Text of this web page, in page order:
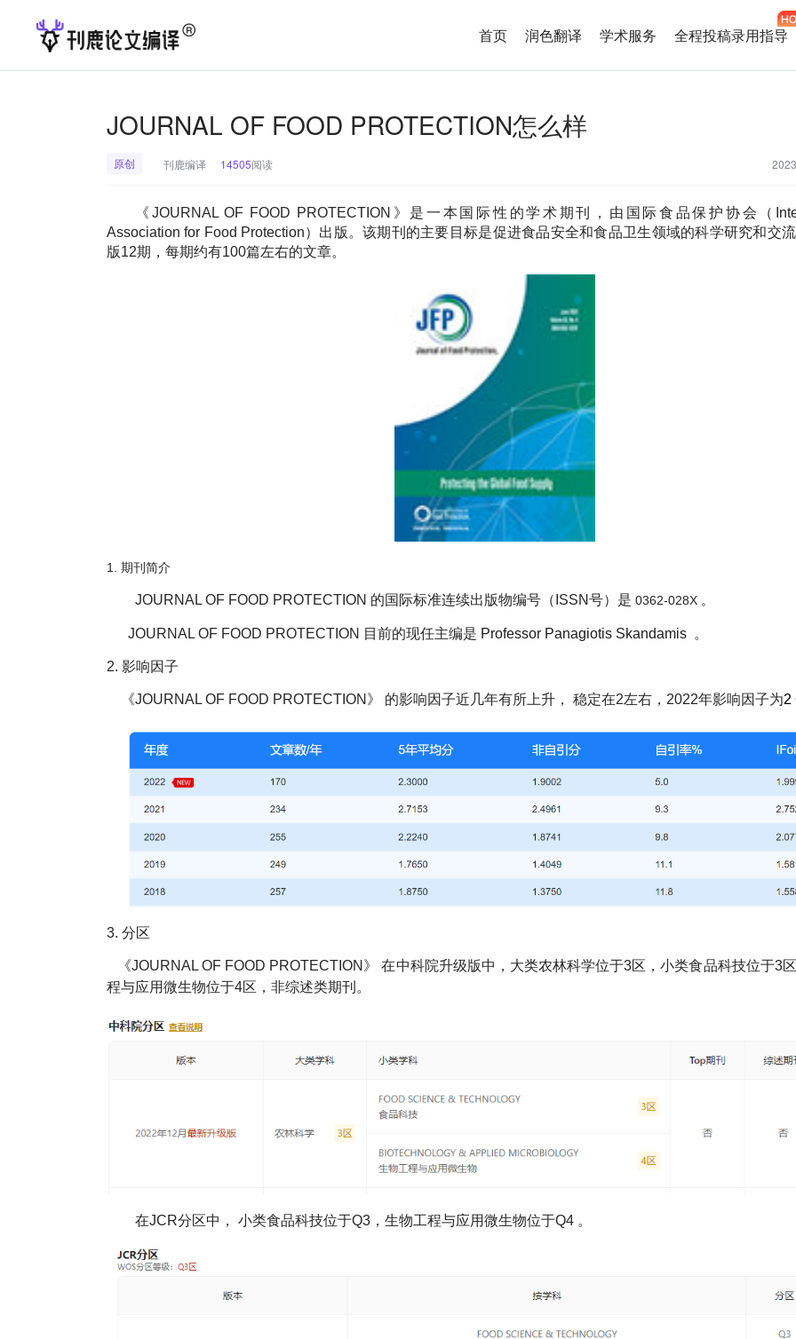
首页 润色翻译 学术服务 全程投稿录用指导
JOURNAL OF FOOD PROTECTION怎么样
原创 刊鹿编译 14505阅读
《JOURNAL OF FOOD PROTECTION》是一本国际性的学术期刊，由国际食品保护协会（
Association for Food Protection）出版。该期刊的主要目标是促进食品安全和食品卫生领域的科学研究和交
版12期，每期约有100篇左右的文章。
1. 期刊简介
JOURNAL OF FOOD PROTECTION 的国际标准连续出版物编号（ISSN号）是 0362-028X 。
JOURNAL OF FOOD PROTECTION 目前的现任主编是 Professor Panagiotis Skandamis 。
2. 影响因子
《JOURNAL OF FOOD PROTECTION》 的影响因子近几年有所上升， 稳定在2左右，2022年影响因子为2
3. 分区
《JOURNAL OF FOOD PROTECTION》
在中科院升级版中，大类农林科学位于3区，小类食品科技位于3
程与应用微生物位于4区，非综述类期刊。
在JCR分区中， 小类食品科技位于Q3，生物工程与应用微生物位于Q4 。